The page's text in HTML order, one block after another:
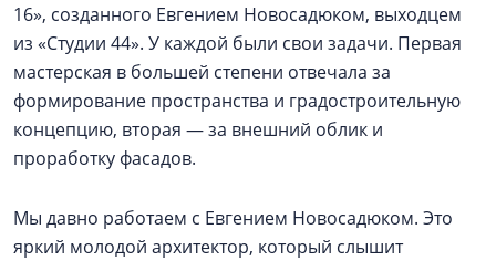
16», созданного Евгением Новосадюком, выходцем
из «Студии 44». У каждой были свои задачи. Первая
мастерская в большей степени отвечала за
формирование пространства и градостроительную
концепцию, вторая — за внешний облик и
проработку фасадов.
Мы давно работаем с Евгением Новосадюком. Это
яркий молодой архитектор, который слышит